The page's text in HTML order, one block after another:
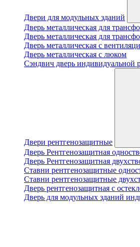
Двери для модульных зданий
Дверь металлическая для
Дверь металлическая для
Дверь металлическая с
Дверь металлическая с люком
Cэндвич дверь индивидуальной
Двери рентгенозащитные
Дверь Рентгенозащитная
Дверь Рентгенозащитная
Ставни рентгенозащитные
Ставни рентгенозащитные
Дверь рентгенозащитная с
Дверь для модульных зданий